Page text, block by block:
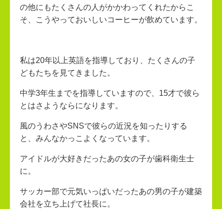
の他にもたくさんの人がかかわってくれたからこ
そ、こうやっておいしいコーヒーが飲めています。
私は20年以上英語を指導しており、たくさんの子
どもたちを見てきました。
中学3年生までを指導していますので、15才で彼ら
とはさようならになります。
風のうわさやSNSで彼らの近況を知ったりする
と、みんなかっこよくなっています。
アイドルが大好きだったあの女の子が歯科衛生士
に。
サッカー部で元気いっぱいだったあの男の子が建築
会社を立ち上げて社長に。